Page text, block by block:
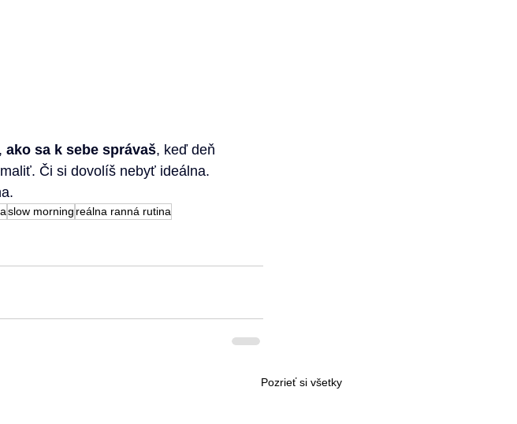
ako sa k sebe správaš, keď deň
Či si dovolíš nebyť ideálna.
slow morning reálna ranná rutina
Pozrieť si všetky